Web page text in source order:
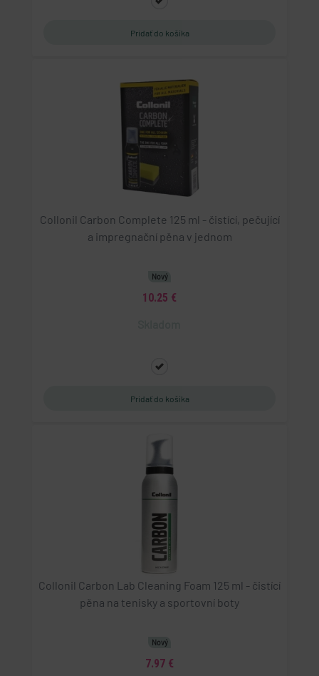
Collonil Carbon Complete 125 ml - čistící, pečující
a impregnační pěna v jednom
Nový
10.25 €
Collonil Carbon Lab Cleaning Foam 125 ml - čistící
pěna na tenisky a sportovní boty
Nový
7.97 €